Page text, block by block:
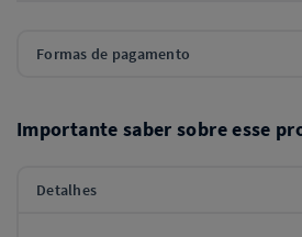
Formas de pagamento
Importante saber sobre esse
Detalhes